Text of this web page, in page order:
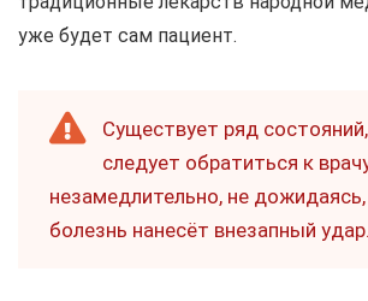
уже будет сам пациент.
Существует ряд
следует обратиться к
незамедлительно, не
болезнь нанесёт внезапный удар.